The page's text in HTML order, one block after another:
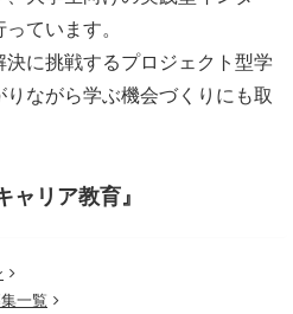
想いを起点にするという意味
様な人が集まり、それぞれの
と生まれています。
す
に小さくても確かな問いを投
ています。
決に挑戦するプロジェクト型学
ながら学ぶ機会づくりにも取
リア教育』
一覧